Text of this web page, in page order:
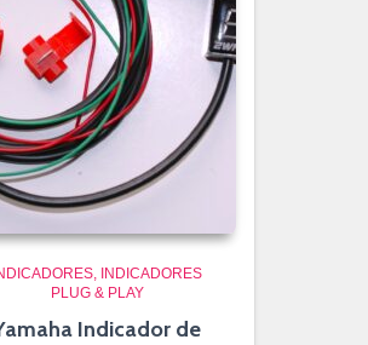
INDICADORES
PLUG & PLAY
Indicador de